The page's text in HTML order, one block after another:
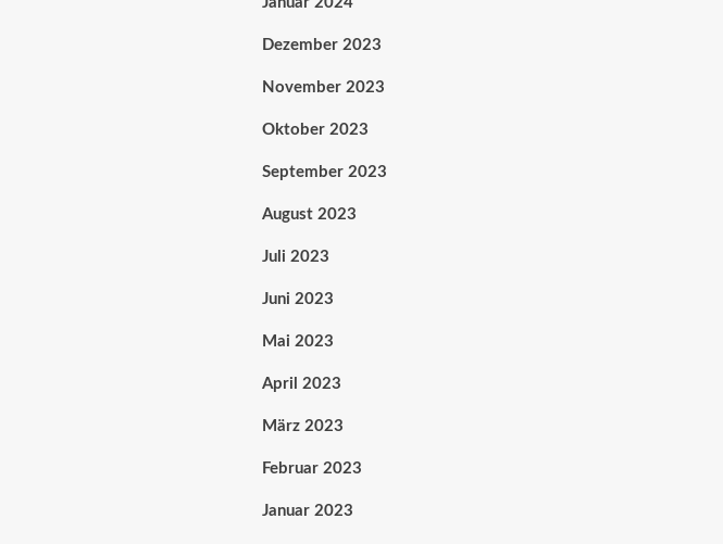
Dezember 2023
November 2023
Oktober 2023
September 2023
August 2023
Juli 2023
Juni 2023
Mai 2023
April 2023
März 2023
Februar 2023
Januar 2023